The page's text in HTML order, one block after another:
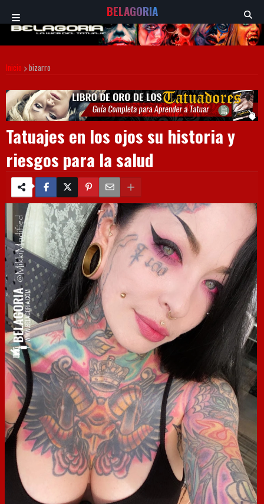
BELAGORIA
Inicio bizarro
Tatuajes en los ojos su historia y
riesgos para la salud